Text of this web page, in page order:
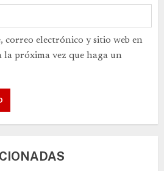
correo electrónico y sitio web en
la próxima vez que haga un